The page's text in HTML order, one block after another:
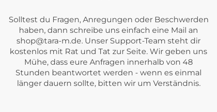
Solltest du Fragen, Anregungen oder Beschwerden
haben, dann schreibe uns einfach eine Mail an
shop@tara-m.de. Unser Support-Team steht dir
kostenlos mit Rat und Tat zur Seite. Wir geben uns
Mühe, dass eure Anfragen innerhalb von 48
Stunden beantwortet werden - wenn es einmal
länger dauern sollte, bitten wir um Verständnis.